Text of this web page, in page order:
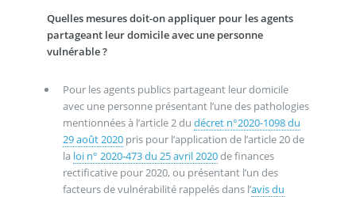
Quelles mesures doit-on appliquer pour les agents
partageant leur domicile avec une personne
vulnérable ?
Pour les agents publics partageant leur domicile
avec une personne présentant l’une des pathologies
mentionnées à l’article 2 du décret n°2020-1098 du
29 août 2020pris pour l’application de l’article 20 de
la loi n° 2020-473 du 25 avril 2020de finances
rectificative pour 2020, ou présentant l’un des
facteurs de vulnérabilité rappelés dans l’avis du